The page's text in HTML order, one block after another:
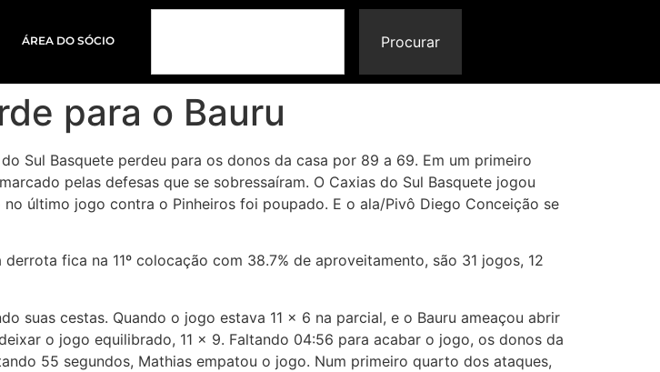
ÁREA DO SÓCIO Procurar
para o Bauru
Sul Basquete perdeu para os donos da casa por 89 a 69. Em um primeiro
pelas defesas que se sobressaíram. O Caxias do Sul Basquete jogou
último jogo contra o Pinheiros foi poupado. E o ala/Pivô Diego Conceição se
fica na 11º colocação com 38.7% de aproveitamento, são 31 jogos, 12
suas cestas. Quando o jogo estava 11 x 6 na parcial, e o Bauru ameaçou abrir
o jogo equilibrado, 11 x 9. Faltando 04:56 para acabar o jogo, os donos da
55 segundos, Mathias empatou o jogo. Num primeiro quarto dos ataques,